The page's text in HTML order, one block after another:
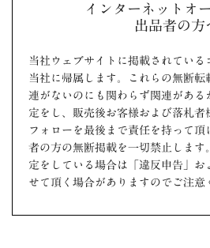
インターネットオ
出品者の方
当社ウェブサイトに掲載されている
当社に帰属します。これらの無断転
連がないのにも関わらず関連がある
定をし、販売後お客様および落札者
フォローを最後まで責任を持って頂
者の方の無断掲載を一切禁止します
定をしている場合は「違反申告」お
せて頂く場合がありますのでご注意